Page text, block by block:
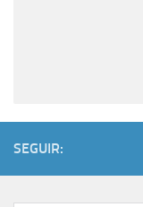
SEGUIR: